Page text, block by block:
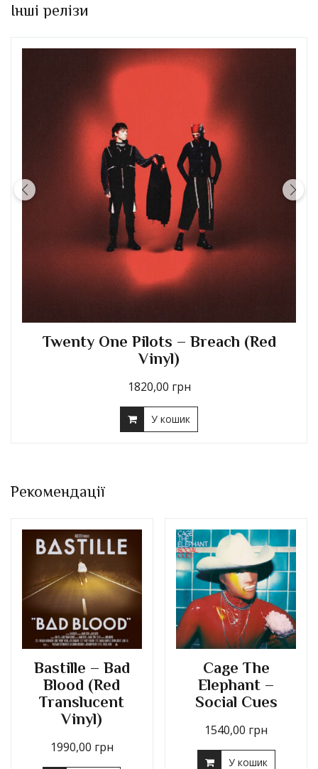
Інші релізи
Twenty One Pilots – Breach (Red
Vinyl)
1820,00 грн
У кошик
Рекомендації
Bastille – Bad
Blood (Red
Translucent
Vinyl)
1990,00 грн
Cage The
Elephant –
Social Cues
1540,00 грн
У кошик